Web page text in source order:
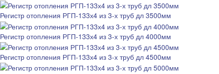
Регистр отопления РГП-133х4 из 3-х труб дл 3500мм
Регистр отопления РГП-133х4 из 3-х труб дл 4000мм
Регистр отопления РГП-133х4 из 3-х труб дл 4500мм